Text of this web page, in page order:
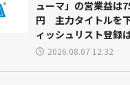
ューマ」の営業益は
円 主力タイトルを
ィッシュリスト登録
2026.08.07 12:32